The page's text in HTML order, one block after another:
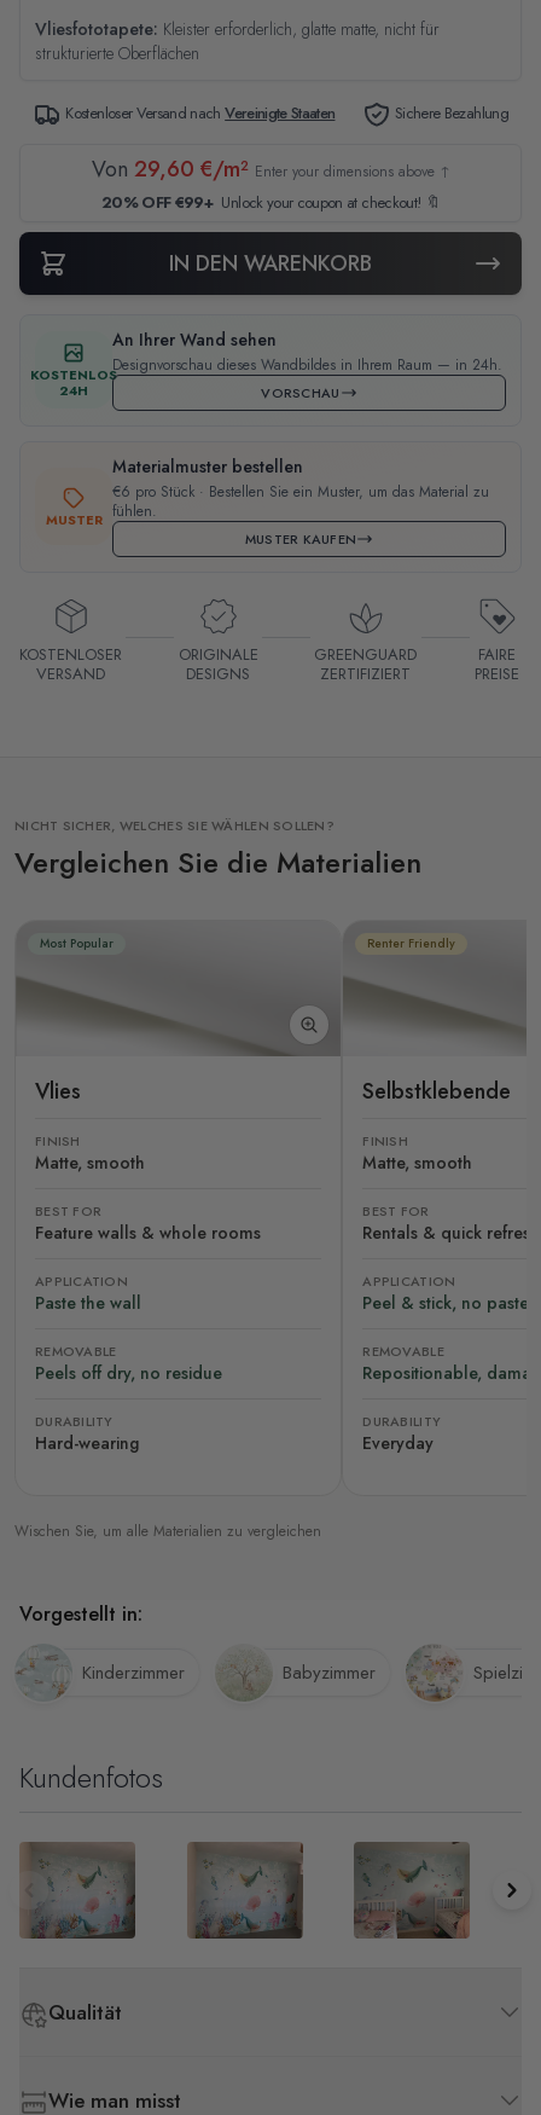
Vliesfototapete: Kleister erforderlich, glatte matte, nicht für
strukturierte Oberflächen
Kostenloser Versand nachVereinigte Staaten Sichere Bezahlung
Von 29,60 €/m² Enter your dimensions above ↑
20% OFF €99+ Unlock your coupon at checkout! 🔖
IN DEN WARENKORB
KOSTENLOS
24H
An Ihrer Wand sehen
Designvorschau dieses Wandbildes in Ihrem Raum — in 24h.
VORSCHAU
MUSTER
Materialmuster bestellen
€6 pro Stück · Bestellen Sie ein Muster, um das Material zu
fühlen.
MUSTER KAUFEN
KOSTENLOSER
VERSAND
ORIGINALE
DESIGNS
GREENGUARD
ZERTIFIZIERT
FAIRE
PREISE
NICHT SICHER, WELCHES SIE WÄHLEN SOLLEN?
Vergleichen Sie die Materialien
Most Popular
Vlies
FINISH
Matte, smooth
BEST FOR
Feature walls & whole rooms
APPLICATION
Paste the wall
REMOVABLE
Peels off dry, no residue
DURABILITY
Hard-wearing
Renter Friendly
Selbstklebende
FINISH
Matte, smooth
BEST FOR
Rentals & quick
APPLICATION
Peel & stick, no paste
REMOVABLE
Repositionable,
DURABILITY
Everyday
Wischen Sie, um alle Materialien zu vergleichen
Qualität
Wie man misst
Vorgestellt in:
Kinderzimmer Babyzimmer
Kundenfotos